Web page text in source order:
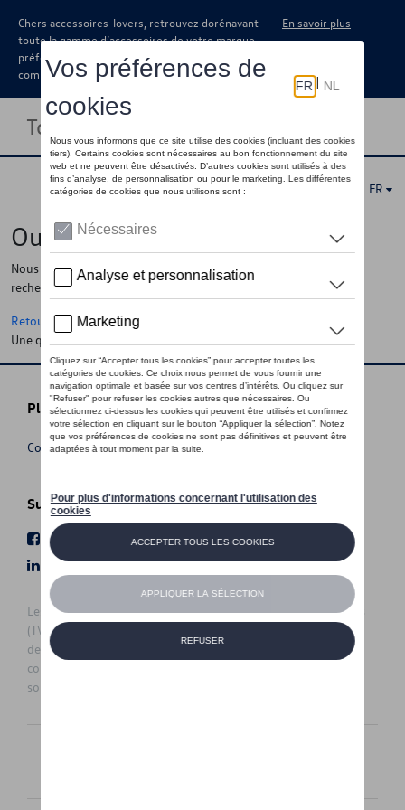
Chers accessoires-lovers, retrouvez dorénavant
toute la gamme d’accessoires de votre marque
préférée sous forme de catalogue à
commander auprès de votre concessionaire.
En savoir plus
Toggle navigation
FR
Oups !
Nous ne pouvons pas trouver la page, l'information que vous
recherchez
Retour à la homepage
Une question ?
Plus d'informations
Conditions de vente
Suivez nous
Facebook
Youtube
LinkedIn
Instagram
Les prix affichés sur le présent site sont des prix recommandés
(TVAc), hors éventuels frais de montage. Pour connaitre le prix
de vente actuel et les éventuels frais de montage, veuillez
contacter votre concessionnaire/agent. Les prix recommandés
sont sujets à des changements sans préavis.